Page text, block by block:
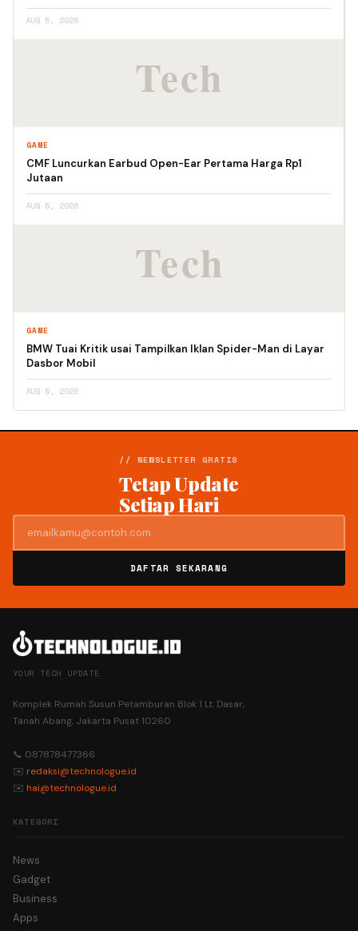
AUG 5, 2026
GAME
CMF Luncurkan Earbud Open-Ear Pertama Harga Rp1
Jutaan
AUG 5, 2026
GAME
BMW Tuai Kritik usai Tampilkan Iklan Spider-Man di Layar
Dasbor Mobil
AUG 5, 2026
// NEWSLETTER GRATIS
Tetap Update
Setiap Hari
DAFTAR SEKARANG
YOUR TECH UPDATE
Komplek Rumah Susun Petamburan Blok 1 Lt. Dasar,
Tanah Abang, Jakarta Pusat 10260
📞 087878477366
✉️ redaksi@technologue.id
✉️ hai@technologue.id
KATEGORI
News
Gadget
Business
Apps